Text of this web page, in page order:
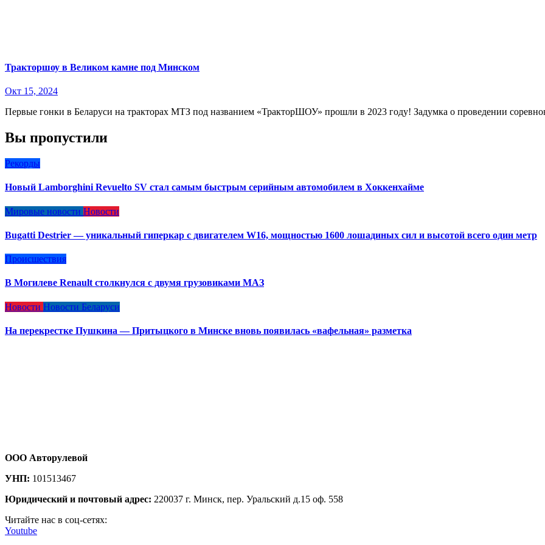
Тракторшоу в Великом камне под Минском
Окт 15, 2024
Первые гонки в Беларуси на тракторах МТЗ под названием «ТракторШОУ» прошли в 2023 году! Задумка о проведении
Вы пропустили
Рекорды
Новый Lamborghini Revuelto SV стал самым быстрым серийным автомобилем в Хоккенхайме
Мировые новости Новости
Bugatti Destrier — уникальный гиперкар с двигателем W16, мощностью 1600 лошадиных сил и высотой всего один метр
Происшествия
В Могилеве Renault столкнулся с двумя грузовиками МАЗ
Новости Новости Беларуси
На перекрестке Пушкина — Притыцкого в Минске вновь появилась «вафельная» разметка
ООО Авторулевой
УНП: 101513467
Юридический и почтовый адрес: 220037 г. Минск, пер. Уральский д.15 оф. 558
Читайте нас в соц-сетях:
Youtube